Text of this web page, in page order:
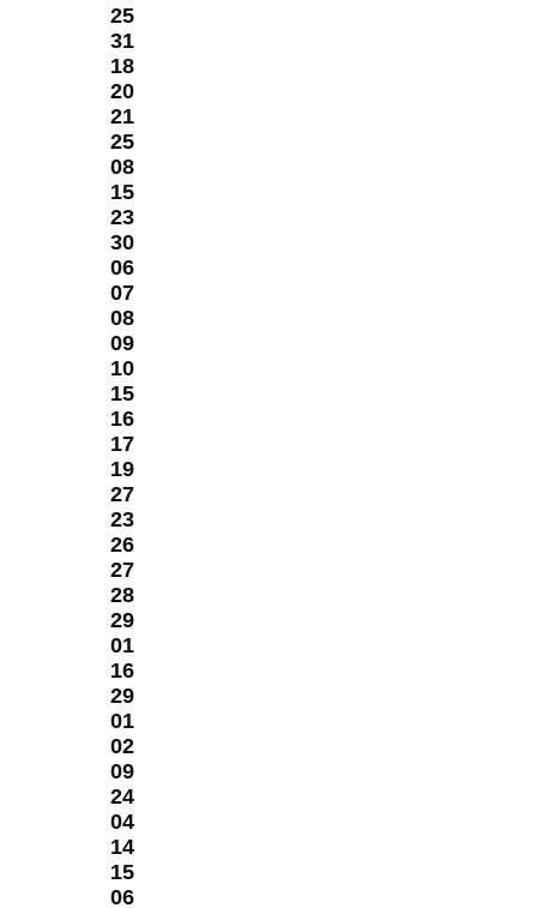
25
31
18
20
21
25
08
15
23
30
06
07
08
09
10
15
16
17
19
27
23
26
27
28
29
01
16
29
01
02
09
24
04
14
15
06